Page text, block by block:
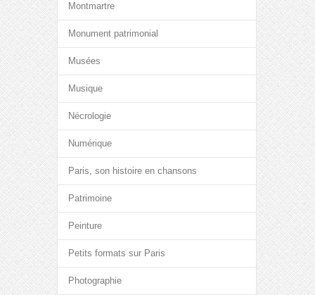
Montmartre
Monument patrimonial
Musées
Musique
Nécrologie
Numérique
Paris, son histoire en chansons
Patrimoine
Peinture
Petits formats sur Paris
Photographie